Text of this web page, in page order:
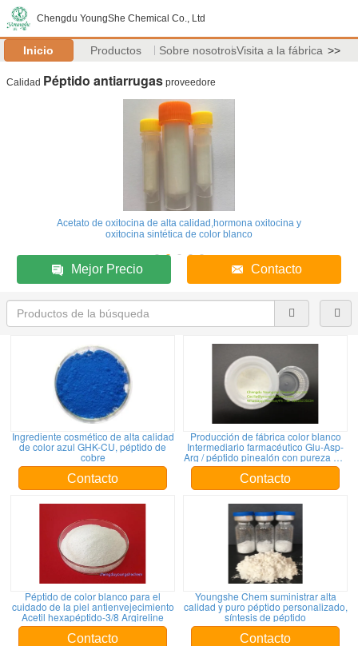
Chengdu YoungShe Chemical Co., Ltd
Inicio Productos Sobre nosotrosVisita a la fábrica >>
Calidad Péptido antiarrugas proveedore
Acetato de oxitocina de alta calidad,hormona oxitocina y
oxitocina sintética de color blanco
Mejor Precio Contacto
Ingrediente cosmético de alta calidad
de color azul GHK-CU, péptido de
cobre
Contacto
Producción de fábrica color blanco
Intermediario farmacéutico Glu-Asp-
Arg / péptido pinealón con pureza del
95%
Contacto
Péptido de color blanco para el
cuidado de la piel antienvejecimiento
Acetil hexapéptido-3/8 Argireline
Contacto
Youngshe Chem suministrar alta
calidad y puro péptido personalizado,
síntesis de péptido
Contacto